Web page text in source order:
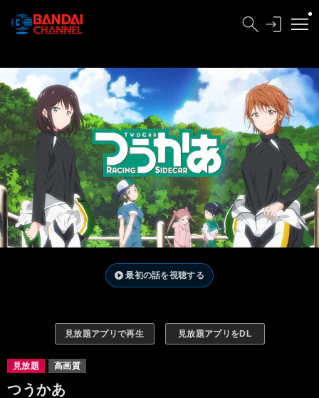
最初の話を視聴する
見放題アプリで再生 見放題アプリをDL
見放題 高画質
つうかあ